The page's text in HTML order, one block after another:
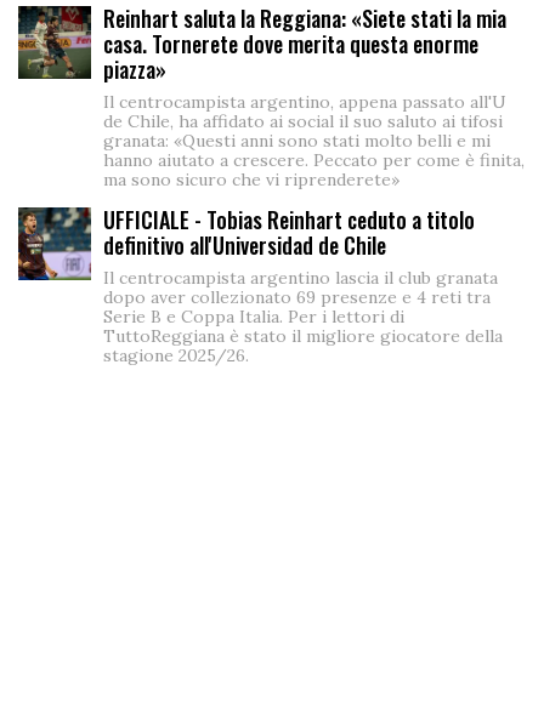
Reinhart saluta la Reggiana: «Siete stati la mia
casa. Tornerete dove merita questa enorme
piazza»
Il centrocampista argentino, appena passato all'U
de Chile, ha affidato ai social il suo saluto ai tifosi
granata: «Questi anni sono stati molto belli e mi
hanno aiutato a crescere. Peccato per come è finita,
ma sono sicuro che vi riprenderete»
UFFICIALE - Tobias Reinhart ceduto a titolo
definitivo all'Universidad de Chile
Il centrocampista argentino lascia il club granata
dopo aver collezionato 69 presenze e 4 reti tra
Serie B e Coppa Italia. Per i lettori di
TuttoReggiana è stato il migliore giocatore della
stagione 2025/26.